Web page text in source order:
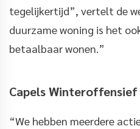
tegelijkertijd”, vertelt de
duurzame woning is het
betaalbaar wonen.”
Capels Winteroffensief
“We hebben meerdere